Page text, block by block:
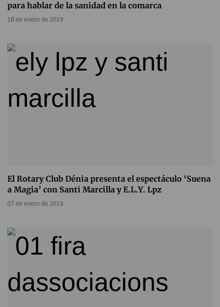
para hablar de la sanidad en la comarca
18 de enero de 2019
El Rotary Club Dénia presenta el espectáculo ‘Suena
a Magia’ con Santi Marcilla y E.L.Y. Lpz
07 de enero de 2019